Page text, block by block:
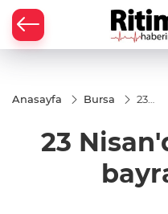
Anasayfa Bursa
23
etti
23